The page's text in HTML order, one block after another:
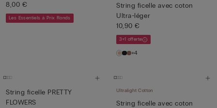
8,00 €
Les Essentiels à Prix Ronds
String ficelle avec coton
Ultra-léger
10,90 €
3+1 offerte
+4
String ficelle PRETTY
FLOWERS
Ultralight Cotton
String ficelle avec coton